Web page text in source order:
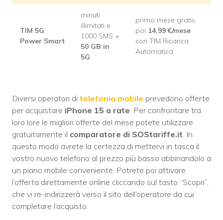
TIM 5G
Power Smart
minuti
illimitati e
1000 SMS +
50 GB in
5G
primo mese gratis,
poi 14,99 €/mese
con TIM Ricarica
Automatica
Diversi operatori di telefonia mobile prevedono offerte
per acquistare iPhone 15 a rate. Per confrontare tra
loro lore le migliori offerte del mese potete utilizzare
gratuitamente il comparatore di SOStariffe.it. In
questo modo avrete la certezza di mettervi in tasca il
vostro nuovo telefono al prezzo più basso abbinandolo a
un piano mobile conveniente. Potrete poi attivare
l’offerta direttamente online cliccando sul tasto “Scopri”,
che vi re-indirizzerà verso il sito dell’operatore da cui
completare l’acquisto.